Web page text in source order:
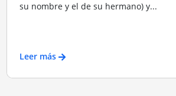
su nombre y el de su hermano) y...
Leer más